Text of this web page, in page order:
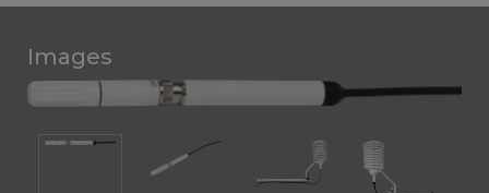
Images